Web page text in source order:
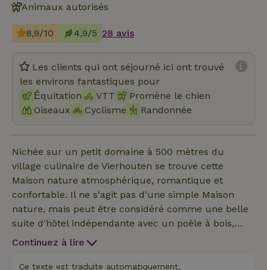
Animaux autorisés
8,9/10 4,9/5 28 avis
Les clients qui ont séjourné ici ont trouvé
les environs fantastiques pour
Ḗquitation
VTT
Promène le chien
Oiseaux
Cyclisme Randonnée
Nichée sur un petit domaine à 500 mètres du
village culinaire de Vierhouten se trouve cette
Maison nature atmosphérique, romantique et
confortable. Il ne s'agit pas d'une simple Maison
nature, mais peut être considéré comme une belle
suite d'hôtel indépendante avec un poêle à bois,
avec une literie fine, une salle de bain élégante avec
équipée avec un four. Tu y trouveras l'atmosphère
Continuez à lire
Ce texte est traduite automatiquement.